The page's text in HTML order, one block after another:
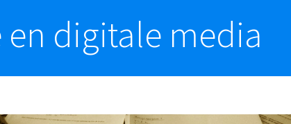
en digitale media